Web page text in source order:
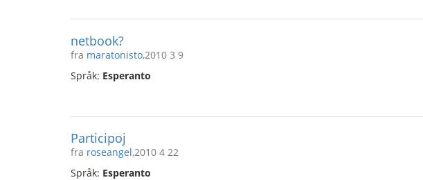
netbook?
fra maratonisto,2010 3 9
Språk: Esperanto
Participoj
fra roseangel,2010 4 22
Språk: Esperanto